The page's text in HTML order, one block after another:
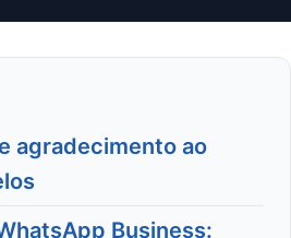
agradecimento ao
Business: